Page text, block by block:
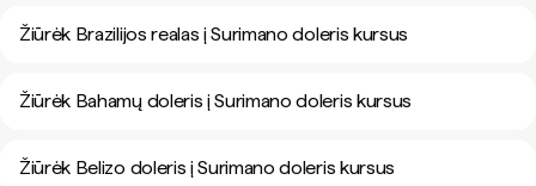
Žiūrėk Brazilijos realas į Surimano doleris kursus
Žiūrėk Bahamų doleris į Surimano doleris kursus
Žiūrėk Belizo doleris į Surimano doleris kursus